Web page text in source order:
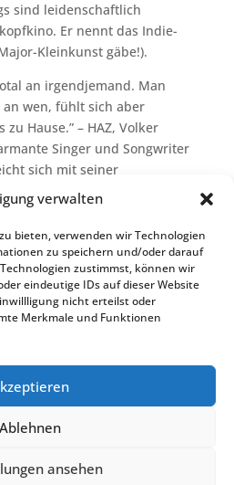
verwalten
bieten, verwenden wir Technologien
zu speichern und/oder darauf
zustimmst, können wir
eindeutige IDs auf dieser Website
nicht erteilst oder
Merkmale und Funktionen
Ablehnen
ansehen
sind leidenschaftlich
Er nennt das Indie-
Kleinkunst gäbe!).
an irgendjemand. Man
wen, fühlt sich aber
Hause.” – HAZ, Volker
Singer und Songwriter
sich mit seiner
Stimme in die
– HAZ, Susanne Hanke
akustisch schwer
in die Liga der innere
Poeme” – Cellesche
Culture Garage goes
Der Eintritt ist